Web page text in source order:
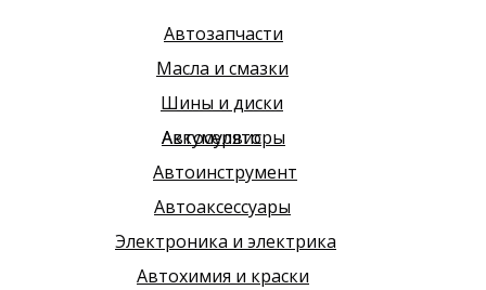
Автохимия и краски
Электроника и электрика
Автоаксессуары
Автоинструмент
Автосервис
Аккумуляторы
Шины и диски
Масла и смазки
Автозапчасти